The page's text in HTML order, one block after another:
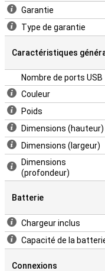
Garantie
Type de garantie
Caractéristiques
Nombre de ports USB
Couleur
Poids
Dimensions (hauteur)
Dimensions (largeur)
Dimensions
(profondeur)
Batterie
Chargeur inclus
Capacité de la
Connexions